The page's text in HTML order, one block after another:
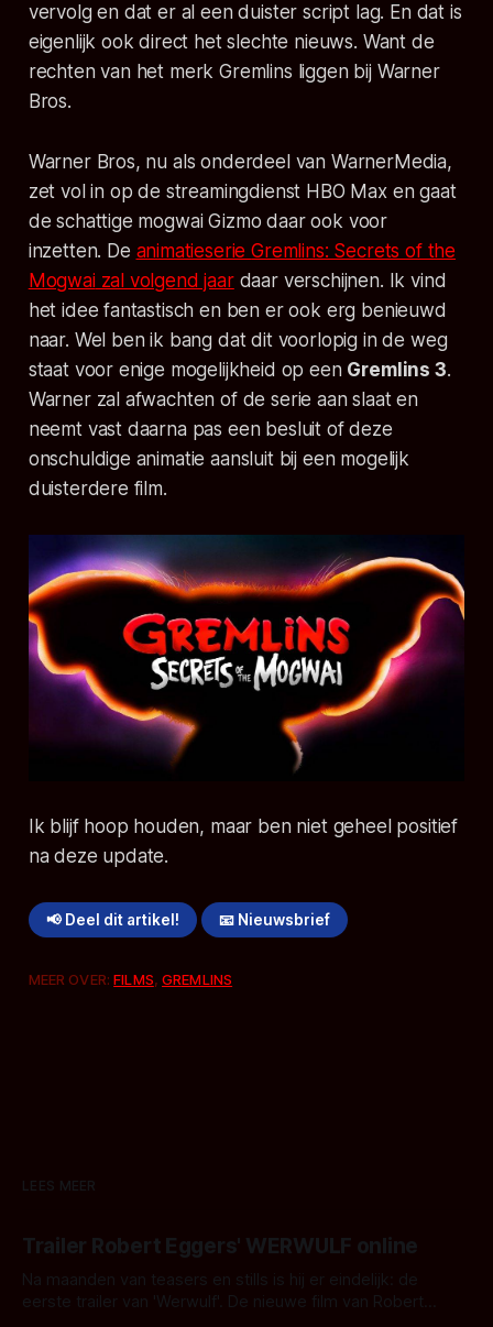
vervolg en dat er al een duister script lag. En dat is
eigenlijk ook direct het slechte nieuws. Want de
rechten van het merkGremlins liggen bij Warner
Bros.
Warner Bros, nu als onderdeel van WarnerMedia,
zet vol in op de streamingdienst HBO Max en gaat
de schattige mogwai Gizmo daar ook voor
inzetten. De animatieserieGremlins: Secrets of the
Mogwaizal volgend jaardaar verschijnen. Ik vind
het idee fantastisch en ben er ook erg benieuwd
naar. Wel ben ik bang dat dit voorlopig in de weg
staat voor enige mogelijkheid op een Gremlins 3.
Warner zal afwachten of de serie aan slaat en
neemt vast daarna pas een besluit of deze
onschuldige animatie aansluit bij een mogelijk
duisterdere film.
Ik blijf hoop houden, maar ben niet geheel positief
na deze update.
📢 Deel dit artikel! 📧 Nieuwsbrief
MEER OVER:FILMS,GREMLINS
LEES MEER
Trailer Robert Eggers' WERWULF online
Na maanden van teasers en stills is hij er eindelijk: de
eerste trailer van 'Werwulf'. De nieuwe film van Robert